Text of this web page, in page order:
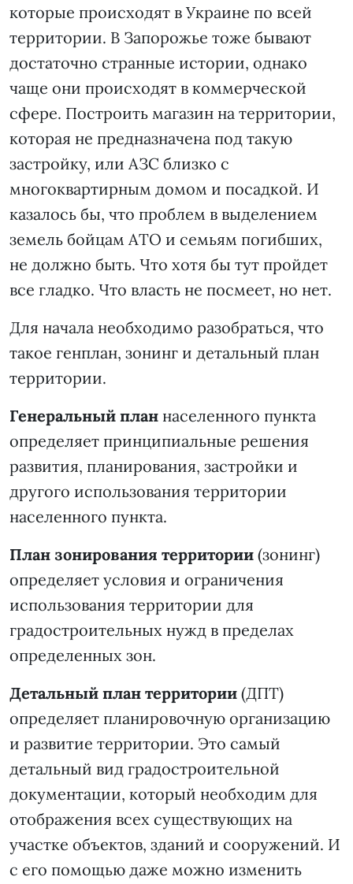
которые происходят в Украине по всей
территории. В Запорожье тоже бывают
достаточно странные истории, однако
чаще они происходят в коммерческой
сфере. Построить магазин на территории,
которая не предназначена под такую
застройку, или АЗС близко с
многоквартирным домом и посадкой. И
казалось бы, что проблем в выделением
земель бойцам АТО и семьям погибших,
не должно быть. Что хотя бы тут пройдет
все гладко. Что власть не посмеет, но нет.
Для начала необходимо разобраться, что
такое генплан, зонинг и детальный план
территории.
Генеральный план населенного пункта
определяет принципиальные решения
развития, планирования, застройки и
другого использования территории
населенного пункта.
План зонирования территории (зонинг)
определяет условия и ограничения
использования территории для
градостроительных нужд в пределах
определенных зон.
Детальный план территории (ДПТ)
определяет планировочную организацию
и развитие территории. Это самый
детальный вид градостроительной
документации, который необходим для
отображения всех существующих на
участке объектов, зданий и сооружений. И
с его помощью даже можно изменить